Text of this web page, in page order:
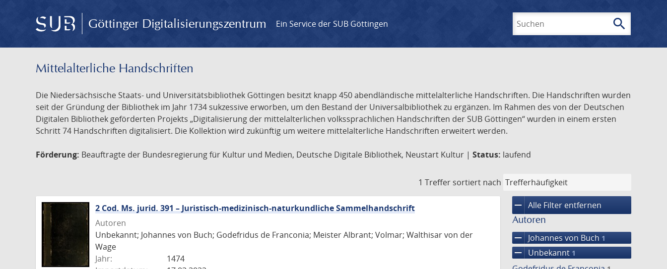
Göttinger Digitalisierungszentrum Ein Service der SUB Göttingen search
Mittelalterliche Handschriften
Die Niedersächsische Staats- und Universitätsbibliothek Göttingen besitzt knapp 450 abendländische mittelalterliche Handschriften. Die Handschriften wurden
seit der Gründung der Bibliothek im Jahr 1734 sukzessive erworben, um den Bestand der Universalbibliothek zu ergänzen. Im Rahmen des von der Deutschen
Digitalen Bibliothek geförderten Projekts „Digitalisierung der mittelalterlichen volkssprachlichen Handschriften der SUB Göttingen“ wurden in einem ersten
Schritt 74 Handschriften digitalisiert. Die Kollektion wird zukünftig um weitere mittelalterliche Handschriften erweitert werden.
Förderung: Beauftragte der Bundesregierung für Kultur und Medien, Deutsche Digitale Bibliothek, Neustart Kultur | Status: laufend
1 Treffer sortiert nach
remove Alle Filter entfernen
Autoren
remove Johannes von Buch 1
remove Unbekannt 1
2 Cod. Ms. jurid. 391 – Juristisch-medizinisch-naturkundliche Sammelhandschrift
Autoren
Unbekannt; Johannes von Buch; Godefridus de Franconia; Meister Albrant; Volmar; Walthisar von der
Wage
Jahr:
1474